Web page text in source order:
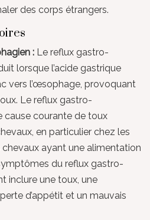
des corps étrangers.
: Le reflux gastro-
lorsque l’acide gastrique
vers l’œsophage, provoquant
Le reflux gastro-
cause courante de toux
en particulier chez les
ayant une alimentation
du reflux gastro-
inclure une toux, une
d’appétit et un mauvais